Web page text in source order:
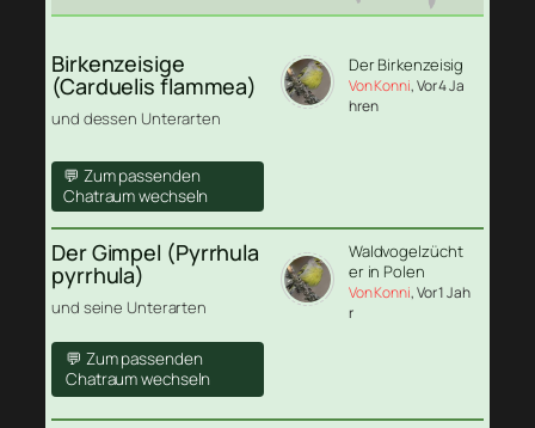
Birkenzeisige
(Carduelis flammea)
und dessen Unterarten
💬 Zum passenden
Chatraum wechseln
Der Birkenzeisig
Von Konni, Vor 4 Ja
hren
Der Gimpel (Pyrrhula
pyrrhula)
und seine Unterarten
💬 Zum passenden
Chatraum wechseln
Waldvogelzücht
er in Polen
Von Konni, Vor 1 Jah
r